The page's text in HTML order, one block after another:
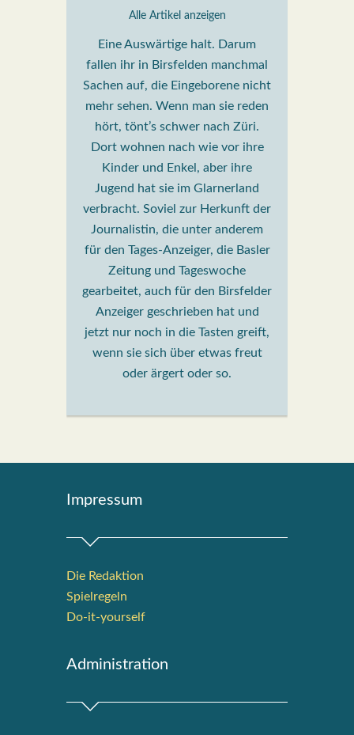
Alle Artikel anzeigen
Eine Auswärtige halt. Darum
fallen ihr in Birsfelden manchmal
Sachen auf, die Eingeborene nicht
mehr sehen. Wenn man sie reden
hört, tönt’s schwer nach Züri.
Dort wohnen nach wie vor ihre
Kinder und Enkel, aber ihre
Jugend hat sie im Glarnerland
verbracht. Soviel zur Herkunft der
Journalistin, die unter anderem
für den Tages-Anzeiger, die Basler
Zeitung und Tageswoche
gearbeitet, auch für den Birsfelder
Anzeiger geschrieben hat und
jetzt nur noch in die Tasten greift,
wenn sie sich über etwas freut
oder ärgert oder so.
Impres­sum
Die Redak­ti­on
Spiel­re­geln
Do-it-your­s­elf
Admi­nis­tra­ti­on